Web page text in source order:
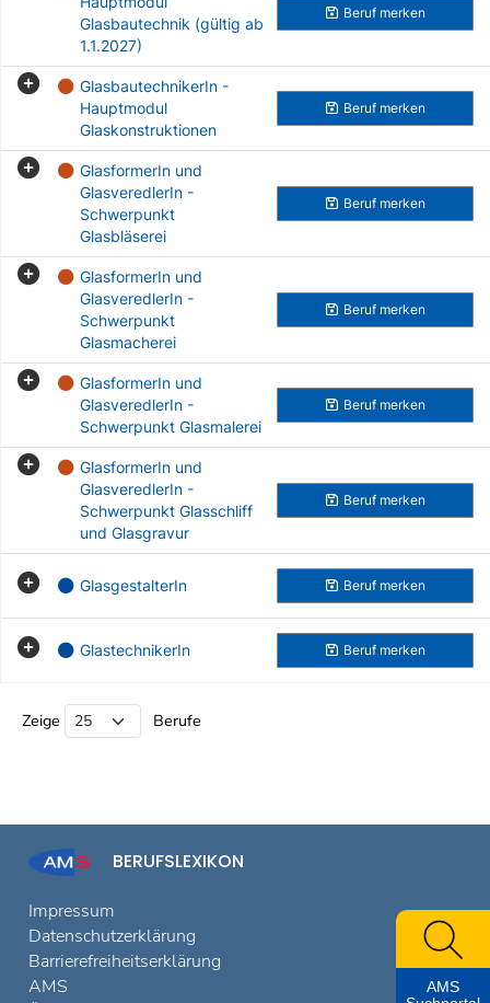
Glasbautechnik (gültig ab
1.1.2027)
Beruf merken
GlasbautechnikerIn -
Hauptmodul
Glaskonstruktionen
Beruf merken
GlasformerIn und
GlasveredlerIn -
Schwerpunkt
Glasbläserei
Beruf merken
GlasformerIn und
GlasveredlerIn -
Schwerpunkt
Glasmacherei
Beruf merken
GlasformerIn und
GlasveredlerIn -
Schwerpunkt Glasmalerei
Beruf merken
GlasformerIn und
GlasveredlerIn -
Schwerpunkt Glasschliff
und Glasgravur
Beruf merken
GlasgestalterIn Beruf merken
GlastechnikerIn Beruf merken
Zeige Berufe
BERUFSLEXIKON
Impressum
Datenschutzerklärung
Barrierefreiheitserklärung
AMS
AMS